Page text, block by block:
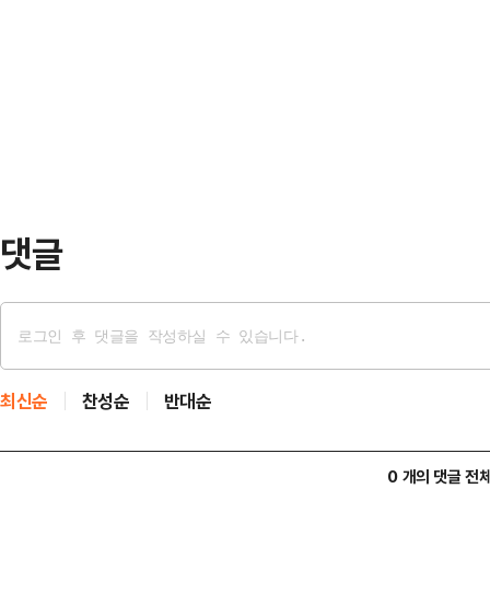
댓글
최신순 찬성순 반대순
0 개의 댓글 전